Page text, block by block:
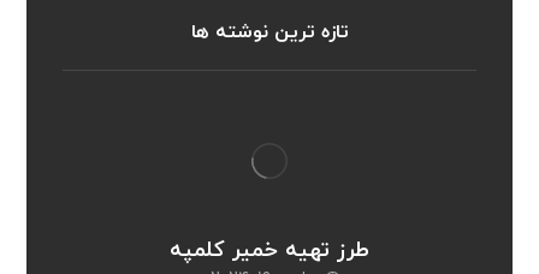
تازه ترین نوشته ها
طرز تهیه خمیر کلمپه